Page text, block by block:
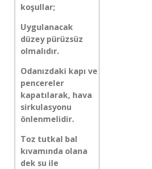
koşullar;
Uygulanacak
düzey pürüzsüz
olmalıdır.
Odanızdaki kapı ve
pencereler
kapatılarak, hava
sirkulasyonu
önlenmelidir.
Toz tutkal bal
kıvamında olana
dek su ile